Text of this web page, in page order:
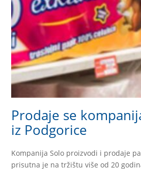
Prodaje se
iz Podgorice
Kompanija Solo proizvodi i prodaje
prisutna je na tržištu više od 20